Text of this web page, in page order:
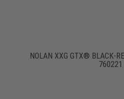
NOLAN XXG GTX® BLACK-
760221